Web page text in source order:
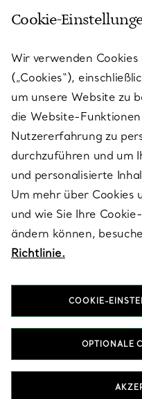
KUNDENSERVICE
SERVICES
ÜBER TIFFANY & CO.
RECHTLICHE HINWEISE
FOLGEN SIE UNS
Cookie-
Wir verwenden
(„Cookies“),
um unsere Website zu
die Website-
Nutzererfahrung zu
durchzuführen und um
und personalisierte
Um mehr über Cookies
und wie Sie Ihre
ändern können,
Richtlinie.
COOKIE-
OPTIONALE